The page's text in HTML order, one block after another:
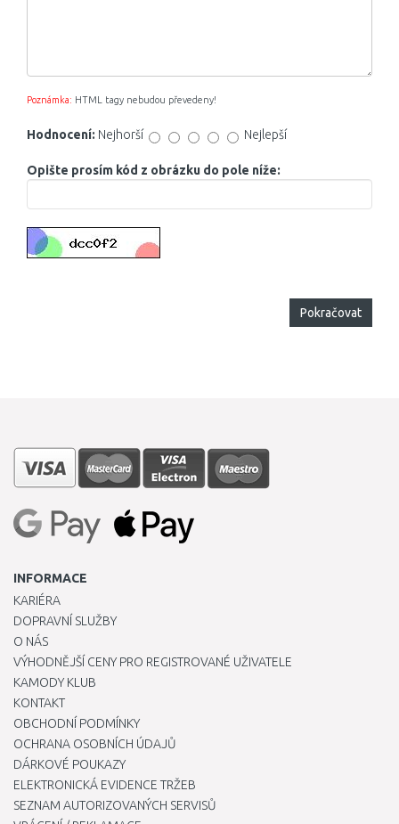
Poznámka: HTML tagy nebudou převedeny!
Hodnocení: Nejhorší Nejlepší
Opište prosím kód z obrázku do pole níže:
Pokračovat
INFORMACE
KARIÉRA
DOPRAVNÍ SLUŽBY
O NÁS
VÝHODNĚJŠÍ CENY PRO REGISTROVANÉ UŽIVATELE
KAMODY KLUB
KONTAKT
OBCHODNÍ PODMÍNKY
OCHRANA OSOBNÍCH ÚDAJŮ
DÁRKOVÉ POUKAZY
ELEKTRONICKÁ EVIDENCE TRŽEB
SEZNAM AUTORIZOVANÝCH SERVISŮ